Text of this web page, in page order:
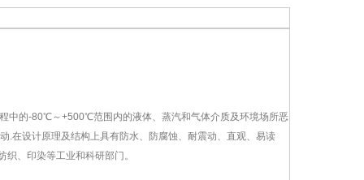
中的-80℃～+500℃范围内的液体、蒸汽和气体介质及环境场所恶
.在设计原理及结构上具有防水、防腐蚀、耐震动、直观、易读
、印染等工业和科研部门。